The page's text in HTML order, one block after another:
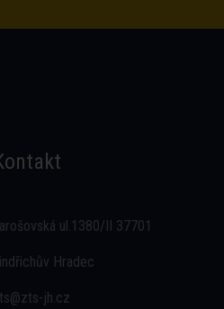
ul.1380/II 37701
Hradec
jh.cz